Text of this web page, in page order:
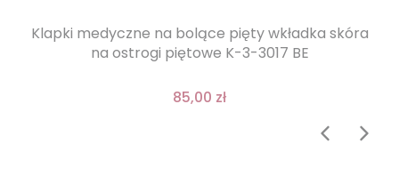
Klapki medyczne na bolące pięty wkładka skóra
na ostrogi piętowe K-3-3017 BE
85,00 zł